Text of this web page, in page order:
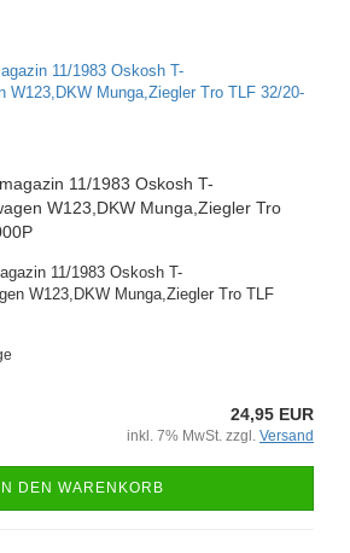
11/1983 Oskosh T-
W123,DKW Munga,Ziegler Tro
11/1983 Oskosh T-
W123,DKW Munga,Ziegler Tro TLF
24,95 EUR
inkl. 7% MwSt. zzgl. Versand
IN DEN WARENKORB